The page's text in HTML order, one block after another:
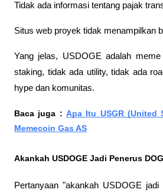
Tidak ada informasi tentang pajak
Situs web proyek tidak menampilkan
Yang jelas, USDOGE adalah
staking, tidak ada utility, tidak ada
hype dan komunitas.
Baca juga : Apa Itu USGR (United
Memecoin Gas AS
Akankah USDOGE Jadi Penerus
Pertanyaan "akankah USDOGE